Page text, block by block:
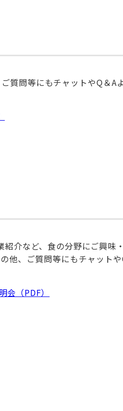
質問等にもチャットやQ＆A
介など、食の分野にご興味
他、ご質問等にもチャット
（PDF）